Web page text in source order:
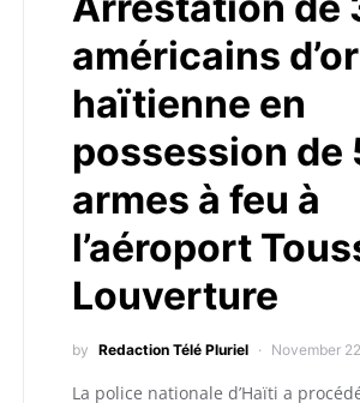
américains
haïtienne en
possession de
armes à feu à
l’aéroport
Louverture
by Redaction Télé Pluriel November
La police nationale d’Haïti a